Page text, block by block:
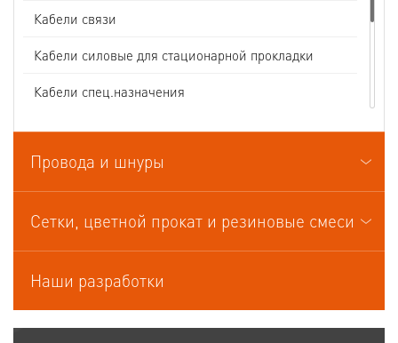
Кабели связи
Кабели силовые для стационарной прокладки
Кабели спец.назначения
Кабели судовые
Кабели термоэлектродные
Провода и шнуры
Сетки, цветной прокат и резиновые смеси
Наши разработки